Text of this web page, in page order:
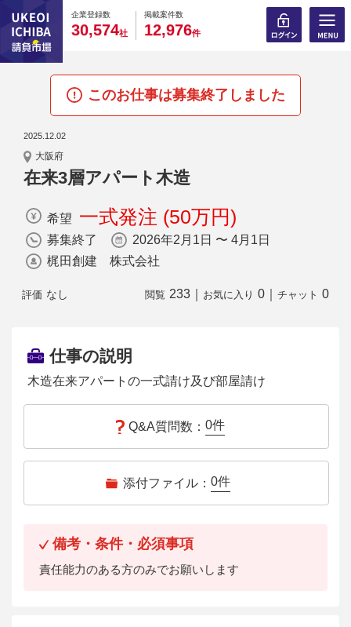
企業登録数
0
3
0
0,
0
5
0
74社
掲載案件数
0
1
0
2,
0
9
0
76件
このお仕事は募集終了しました
2025.12.02
大阪府
在来3層アパート木造
希望 一式発注 (50万円)
募集終了
2026年2月1日 〜 4月1日
梶田創建 株式会社
評価 なし 閲覧 233 お気に入り 0 チャット 0
仕事の説明
木造在来アパートの一式請け及び部屋請け
Q&A質問数： 0件
添付ファイル： 0件
備考・条件・必須事項
責任能力のある方のみでお願いします